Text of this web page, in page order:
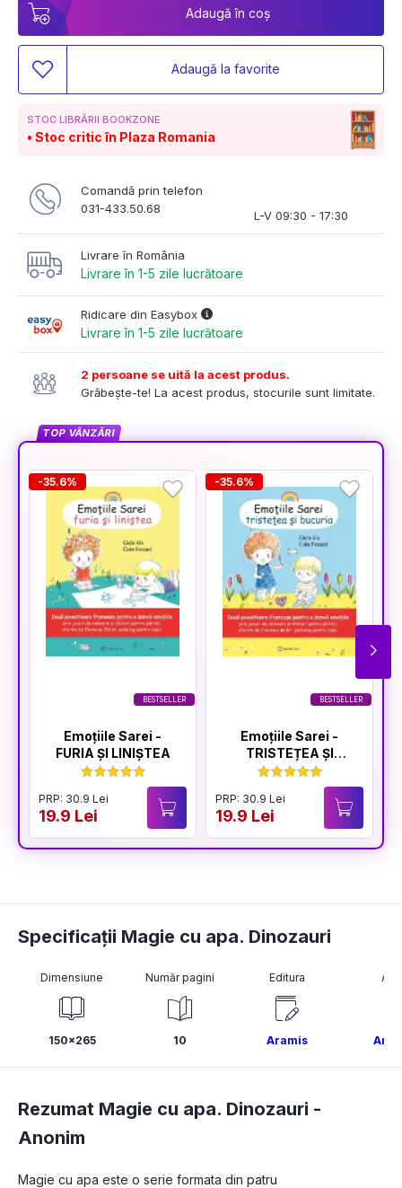
Adaugă în coș
Adaugă la favorite
STOC LIBRĂRII BOOKZONE
Stoc critic în Plaza Romania
Comandă prin telefon
031-433.50.68
L-V 09:30 - 17:30
Livrare în România
Livrare în 1-5 zile lucrătoare
Ridicare din Easybox
Livrare în 1-5 zile lucrătoare
2 persoane se uită la acest produs.
Grăbește-te! La acest produs, stocurile sunt limitate.
TOP VÂNZĂRI
BESTSELLER
-35.6%
Emoțiile Sarei -
FURIA ȘI LINIȘTEA
PRP: 30.9 Lei
19.9 Lei
BESTSELLER
-35.6%
Emoțiile Sarei -
TRISTEȚEA ȘI
BUCURIA
PRP: 30.9 Lei
19.9 Lei
Specificații Magie cu apa. Dinozauri
Dimensiune
150x265
Număr pagini
10
Editura
Aramis
Rezumat Magie cu apa. Dinozauri -
Anonim
Magie cu apa este o serie formata din patru